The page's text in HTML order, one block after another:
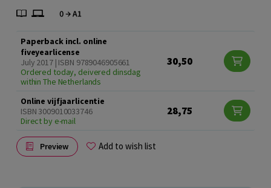
Paperback incl. online
fiveyearlicense
July 2017 | ISBN 9789046905661
Ordered today, deivered dinsdag
within The Netherlands
30,50
Online vijfjaarlicentie
ISBN 3009010033746
Direct by e-mail
28,75
Preview Add to wish list